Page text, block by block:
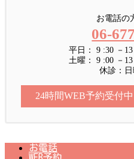
お電話の
06-
平日： 9 :30 －
土曜： 9 :00 －
休診：日
24時間WEB予約受付中
お電話
WEB予約